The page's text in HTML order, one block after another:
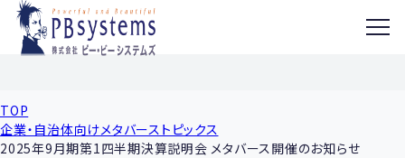
TOP
企業・自治体向けメタバーストピックス
2025年9月期第1四半期決算説明会 メタバース開催のお知らせ